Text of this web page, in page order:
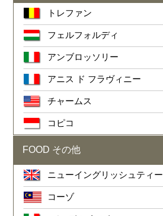
トレファン
フェルフォルディ
アンブロッソリー
アニス ド フラヴィニー
チャームス
コピコ
FOOD その他
ニューイングリッシュティー
コーゾ